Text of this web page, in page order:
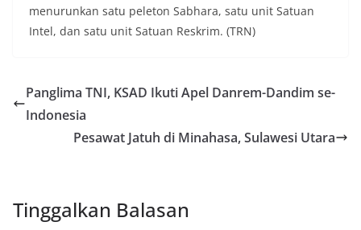
menurunkan satu peleton Sabhara, satu unit Satuan
Intel, dan satu unit Satuan Reskrim. (TRN)
Panglima TNI, KSAD Ikuti Apel Danrem-Dandim se-
Indonesia
Pesawat Jatuh di Minahasa, Sulawesi Utara
Tinggalkan Balasan